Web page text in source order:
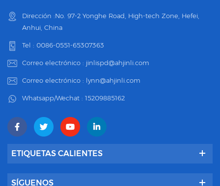
Dirección :No. 97-2 Yonghe Road, High-tech Zone, Hefei,
Anhui, China
Tel : 0086-0551-65307363
Correo electrónico : jinlispd@ahjinli.com
Correo electrónico : lynn@ahjinli.com
Whatsapp/Wechat : 15209885162
ETIQUETAS CALIENTES
SÍGUENOS